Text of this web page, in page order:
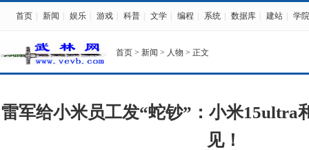
首页 新闻 娱乐 游戏 科普 文学 编程 系统 数据库 建站 学院
首页 > 新闻 > 人物 > 正文
雷军给小米员工发“蛇钞”：小米15ultra
见！